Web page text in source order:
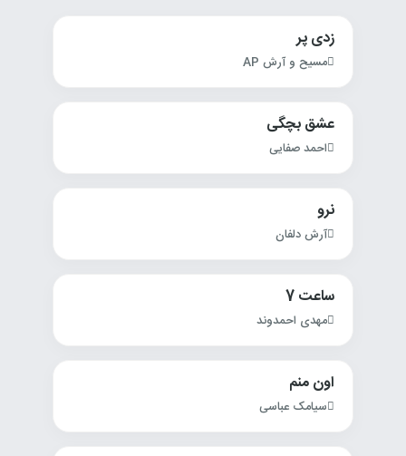
زدی پر
مسیح و آرش AP
عشق بچگی
احمد صفایی
نرو
آرش دلفان
ساعت 7
مهدی احمدوند
اون منم
سیامک عباسی